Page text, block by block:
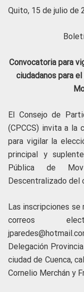
Quito, 15 de julio de
Convocatoria para
ciudadanos para
El Consejo de
(CPCCS) invita a la
para vigilar la
principal y
Pública de
Descentralizado del
Las inscripciones
correos
Delegación
ciudad de Cuenca,
Cornelio Merchán y